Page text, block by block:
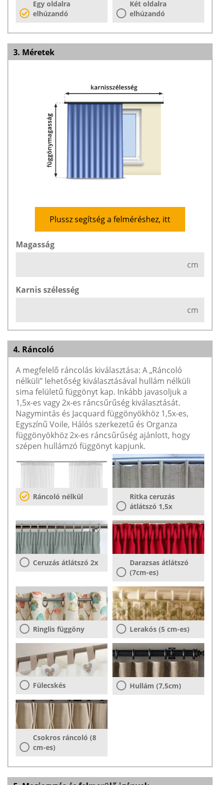
Egy oldalra
elhúzandó
Két oldalra
elhúzandó
3. Méretek
Plussz segítség a felméréshez, itt
Magasság
cm
Karnis szélesség
cm
4. Ráncoló
A megfelelő ráncolás kiválasztása: A „Ráncoló
nélküli” lehetőség kiválasztásával hullám nélküli
sima felületű függönyt kap. Inkább javasoljuk a
1,5x-es vagy 2x-es ráncsűrűség kiválasztását.
Nagymintás és Jacquard függönyökhöz 1,5x-es,
Egyszínű Voile, Hálós szerkezetű és Organza
függönyökhöz 2x-es ráncsűrűség ajánlott, hogy
szépen hullámzó függönyt kapjunk.
Ráncoló nélkül
Ritka ceruzás
átlátszó 1,5x
Ceruzás átlátszó 2x
Darazsas átlátszó
(7cm-es)
Ringlis függöny Lerakós (5 cm-es)
Fülecskés Hullám (7,5cm)
Csokros ráncoló (8
cm-es)